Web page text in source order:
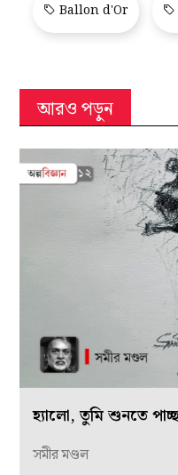
Ballon d'Or
আরও পড়ুন
হ্যালো, তুমি শুনতে
সমীর মণ্ডল